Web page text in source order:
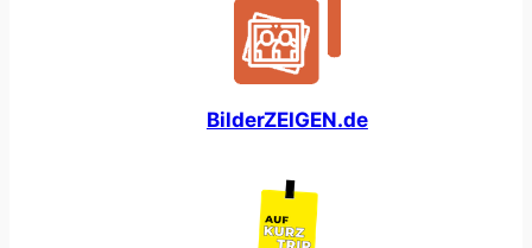
BilderZEIGEN.de